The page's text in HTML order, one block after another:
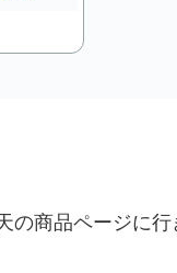
の商品ページに